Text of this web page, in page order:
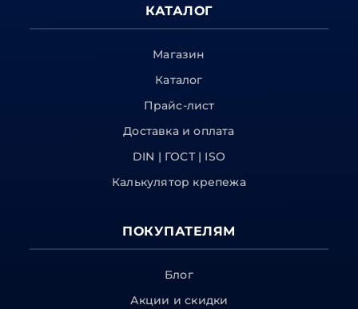
КАТАЛОГ
Магазин
Каталог
Прайс-лист
Доставка и оплата
DIN | ГОСТ | ISO
Калькулятор крепежа
ПОКУПАТЕЛЯМ
Блог
Акции и скидки